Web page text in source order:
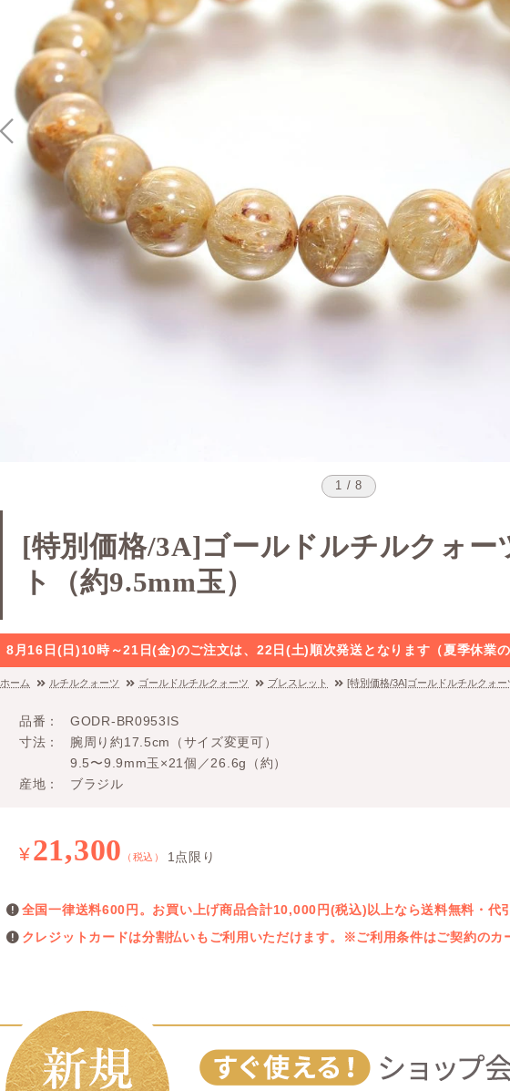
1 / 8
[特別価格/3A]ゴールドルチルクォー
ト（約9.5mm玉）
8月16日(日)10時～21日(金)のご注文は、22日(土)順次発送となります（夏季休業の
ホーム ルチルクォーツ ゴールドルチルクォーツ ブレスレット [特別価格/3A]ゴールドルチルクォー
品番
GODR-BR0953IS
寸法
腕周り約17.5cm（サイズ変更可）
9.5〜9.9mm玉×21個／26.6g（約）
産地
ブラジル
¥21,300 （税込） 1点限り
全国一律送料600円。お買い上げ商品合計10,000円(税込)以上なら送料無料・代
クレジットカードは分割払いもご利用いただけます。※ご利用条件はご契約のカ